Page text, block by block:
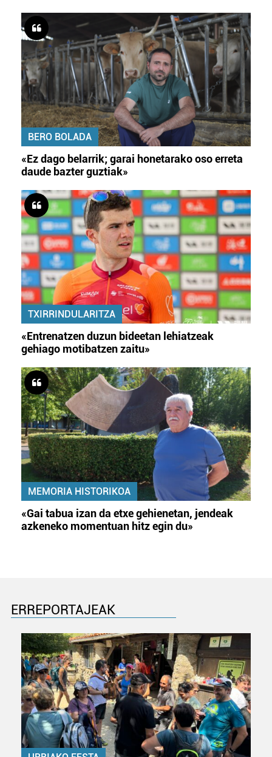
BERO BOLADA
«Ez dago belarrik; garai honetarako oso erreta
daude bazter guztiak»
TXIRRINDULARITZA
«Entrenatzen duzun bideetan lehiatzeak
gehiago motibatzen zaitu»
MEMORIA HISTORIKOA
«Gai tabua izan da etxe gehienetan, jendeak
azkeneko momentuan hitz egin du»
ERREPORTAJEAK